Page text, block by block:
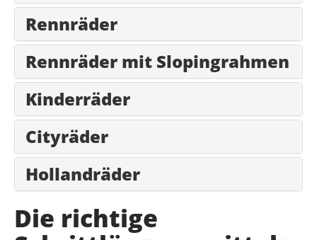
Rennräder
Rennräder mit Slopingrahmen
Kinderräder
Cityräder
Hollandräder
Die richtige